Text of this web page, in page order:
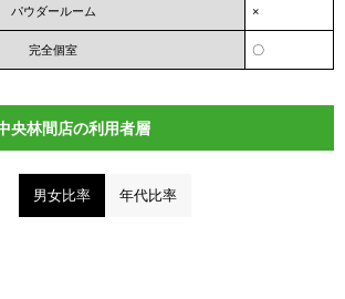
パウダールーム ×
完全個室 〇
央林間店の利用者層
男女比率 年代比率